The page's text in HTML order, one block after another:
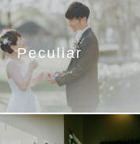
Peculiar